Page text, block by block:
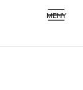
MENY